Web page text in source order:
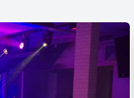
לעבור בין כרטיסיות
הנחוץ עליהם. אנחנו
בשבילכם ובטוחים
במהירות!